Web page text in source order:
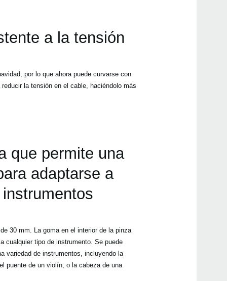
a la tensión
por lo que ahora puede curvarse con
la tensión en el cable, haciéndolo más
que permite una
adaptarse a
30 mm. La goma en el interior de la pinza
cualquier tipo de instrumento. Se puede
variedad de instrumentos, incluyendo la
puente de un violín, o la cabeza de una